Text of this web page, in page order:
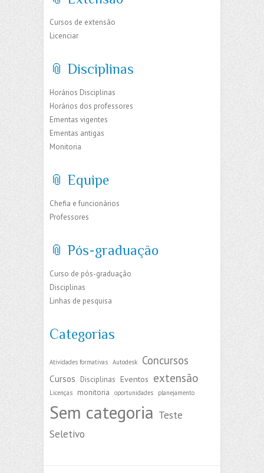
Cursos de extensão
Licenciar
📎 Disciplinas
Horários Disciplinas
Horários dos professores
Ementas vigentes
Ementas antigas
Monitoria
📎 Equipe
Chefia e funcionários
Professores
📎 Pós-graduação
Curso de pós-graduação
Disciplinas
Linhas de pesquisa
Categorias
Atividades formativas Autodesk Concursos
Cursos Disciplinas Eventos extensão
Licenças monitoria oportunidades planejamento
Sem categoria Teste
Seletivo